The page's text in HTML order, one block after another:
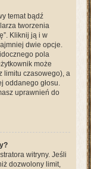
temat bądź
tworzenia
Kliknij ją i w
dwie opcje.
pola
może
limitu czasowego), a
oddanego głosu.
uprawnień do
witryny. Jeśli
dozwolony limit,